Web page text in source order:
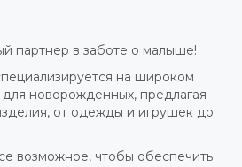
партнер в заботе о малыше!
на широком
новорожденных, предлагая
от одежды и игрушек до
возможное, чтобы обеспечить